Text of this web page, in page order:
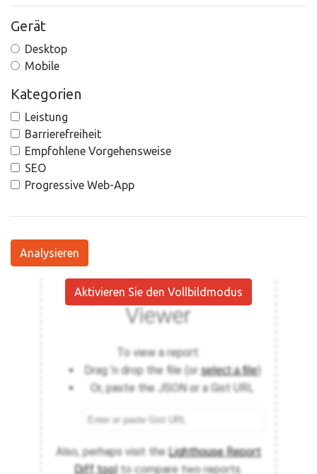
Gerät
Desktop
Mobile
Kategorien
Leistung
Barrierefreiheit
Empfohlene Vorgehensweise
SEO
Progressive Web-App
Analysieren
Aktivieren Sie den Vollbildmodus